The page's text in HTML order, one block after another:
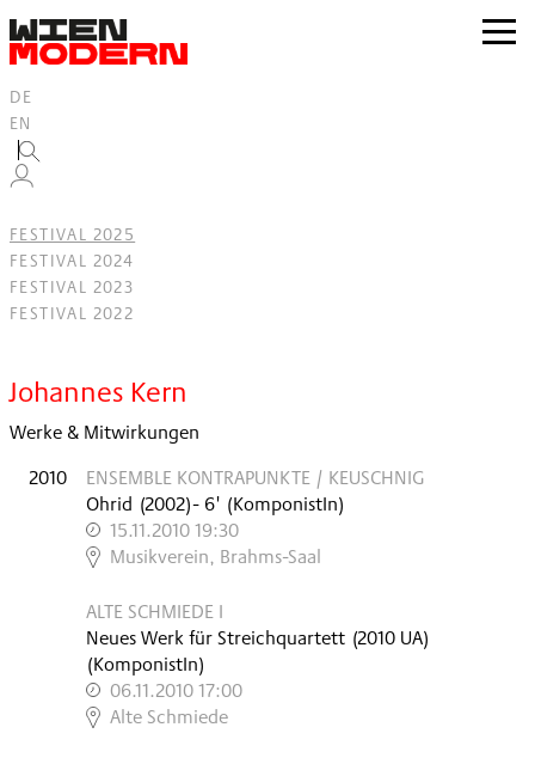
springen
zur
DE
EN
FESTIVAL 2025
FESTIVAL 2024
FESTIVAL 2023
FESTIVAL 2022
Johannes Kern
Werke & Mitwirkungen
2010
ENSEMBLE KONTRAPUNKTE / KEUSCHNIG
Ohrid (2002)- 6' (KomponistIn)
15.11.2010 19:30
,
Musikverein, Brahms-Saal
ALTE SCHMIEDE I
Neues Werk für Streichquartett (2010 UA)
(KomponistIn)
06.11.2010 17:00
,
Alte Schmiede